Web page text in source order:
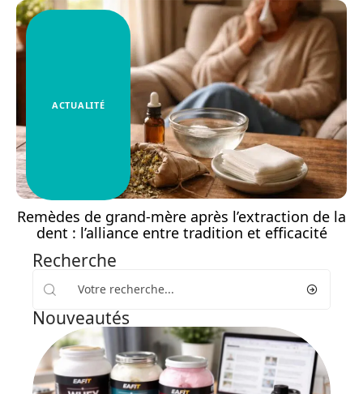
ACTUALITÉ
Remèdes de grand-mère après l’extraction de la
dent : l’alliance entre tradition et efficacité
Recherche
Nouveautés